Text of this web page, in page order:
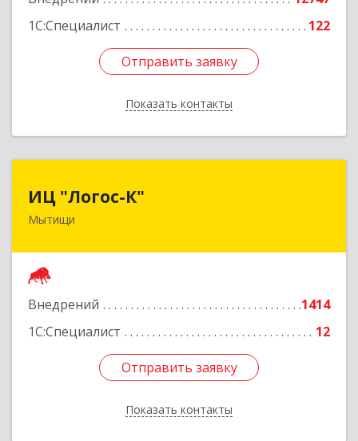
1С:Специалист
122
Отправить заявку
Показать контакты
Отправить заявку
Назад
ИЦ "Логос-К"
Мытищи
Внедрений
1414
1С:Специалист
12
Отправить заявку
Показать контакты
141008, Московская обл, Мытищи г, Мира ул,
Отправить заявку
Назад